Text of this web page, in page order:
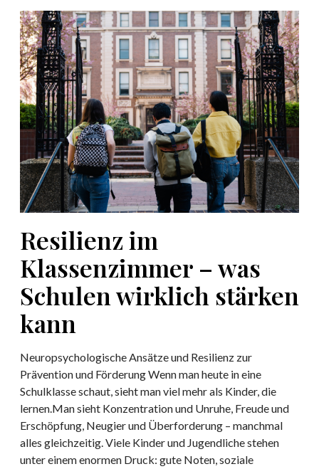
t
g
e
n
o
m
m
e
w
e
r
d
e
n
s
o
l
l
t
n
i
v
j
u
n
g
b
l
i
b
e
n
k
ö
n
e
n
R
e
s
i
l
i
e
i
m
K
s
s
e
n
m
m
e
r
–
w
a
Resilienz im
Klassenzimmer – was
Schulen wirklich stärken
kann
Neuropsychologische Ansätze und Resilienz zur
Prävention und Förderung Wenn man heute in eine
Schulklasse schaut, sieht man viel mehr als Kinder, die
lernen.Man sieht Konzentration und Unruhe, Freude und
Erschöpfung, Neugier und Überforderung – manchmal
alles gleichzeitig. Viele Kinder und Jugendliche stehen
unter einem enormen Druck: gute Noten, soziale